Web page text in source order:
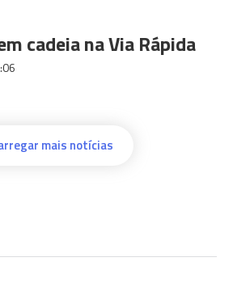
cadeia na Via Rápida
mais notícias